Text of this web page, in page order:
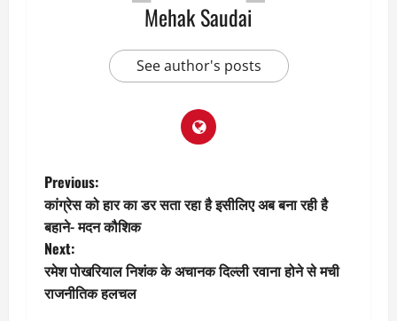
Mehak Saudai
See author's posts
P
o
s
t
Previous:
कांग्रेस को हार का डर सता रहा है इसीलिए अब बना रही है
बहाने- मदन कौशिक
Next:
रमेश पोखरियाल निशंक के अचानक दिल्ली रवाना होने से मची
राजनीतिक हलचल